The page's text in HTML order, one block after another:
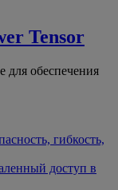
Tensor
для обеспечения
гибкость,
доступ в